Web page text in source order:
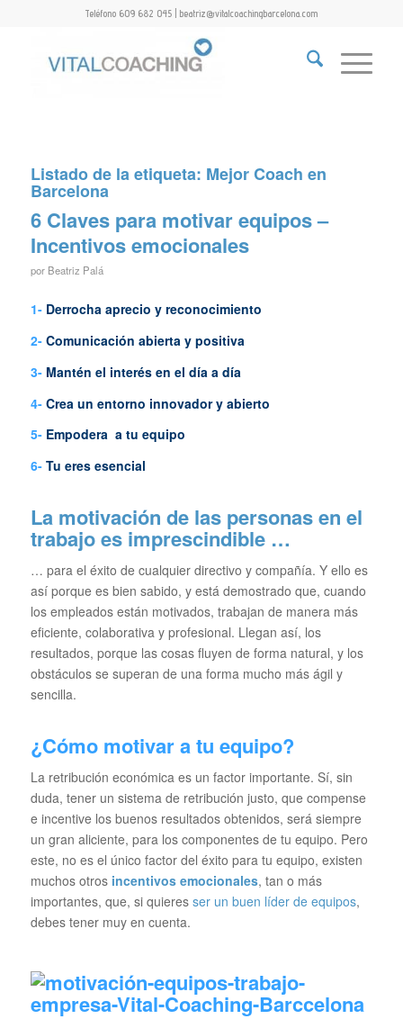
Teléfono 609 682 045 | beatriz@vitalcoachingbarcelona.com
Listado de la etiqueta: Mejor Coach en
Barcelona
6 Claves para motivar equipos –
Incentivos emocionales
por Beatriz Palá
1- Derrocha aprecio y reconocimiento
2- Comunicación abierta y positiva
3- Mantén el interés ​​en el día a día
4- Crea un entorno innovador y abierto
5- Empodera a tu equipo
6- Tu eres esencial
La motivación de las personas en el
trabajoes imprescindible …
… para el éxito de cualquier directivo y compañía. Y ello es
así porque es bien sabido, y está demostrado que, cuando
los empleados están motivados, trabajan de manera más
eficiente, colaborativa y profesional. Llegan así, los
resultados, porque las cosas fluyen de forma natural, y los
obstáculos se superan de una forma mucho más ágil y
sencilla.
¿Cómo motivar a tu equipo?
La retribución económica es un factor importante. Sí, sin
duda, tener un sistema de retribución justo, que compense
e incentive los buenos resultados obtenidos, será siempre
un gran aliciente, para los componentes de tu equipo. Pero
este, no es el único factor del éxito para tu equipo, existen
muchos otros incentivos emocionales, tan o más
importantes, que, si quieres ser un buen líder de equipos,
debes tener muy en cuenta.